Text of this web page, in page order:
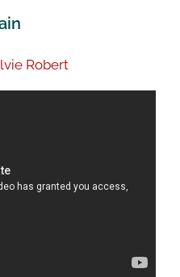
Robert